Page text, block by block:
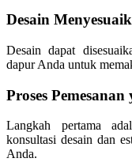
Desain
Desain dapat
dapur Anda untuk
Proses
Langkah pertama
konsultasi desain dan
Anda.